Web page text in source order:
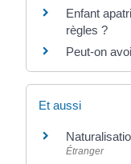
Enfant
règles ?
Peut-on
Et aussi
Étranger